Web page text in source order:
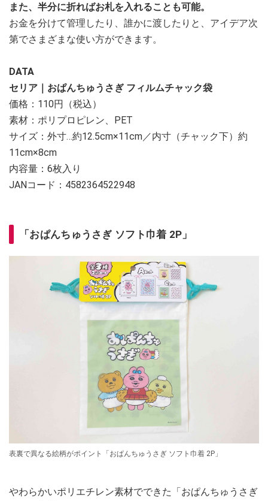
また、半分に折ればお札を入れることも可能。
お金を分けて管理したり、誰かに渡したりと、アイデア次
第でさまざまな使い方ができます。
DATA
セリア｜おぱんちゅうさぎ フィルムチャック袋
価格：110円（税込）
素材：ポリプロピレン、PET
サイズ：外寸…約12.5cm×11cm／内寸（チャック下）約
11cm×8cm
内容量：6枚入り
JANコード：4582364522948
「おぱんちゅうさぎ ソフト巾着 2P」
表裏で異なる絵柄がポイント「おぱんちゅうさぎ ソフト巾着 2P」
やわらかいポリエチレン素材でできた「おぱんちゅうさぎ